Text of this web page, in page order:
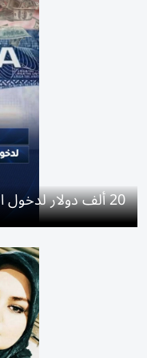
20 ألف دولار لدخول الولايات المتحدة!